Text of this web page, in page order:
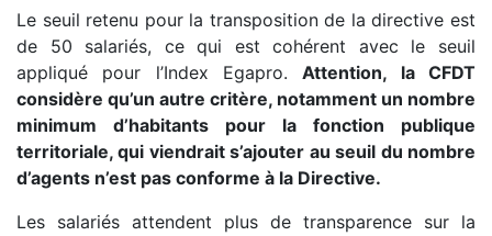
Le seuil retenu pour la transposition de la directive est
de 50 salariés, ce qui est cohérent avec le seuil
appliqué pour l’Index Egapro.Attention, la CFDT
considère qu’un autre critère, notamment un nombre
minimum d’habitants pour la fonction publique
territoriale, qui viendrait s’ajouter au seuil du nombre
d’agents n’est pas conforme à la Directive.
Les salariés attendent plus de transparence sur la